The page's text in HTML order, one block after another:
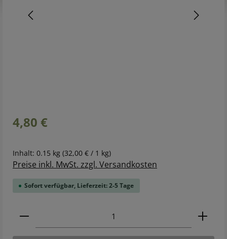
Regulärer Preis:
4,80 €
Inhalt: 0.15 kg (32,00 € / 1 kg)
Preise inkl. MwSt. zzgl. Versandkosten
Sofort verfügbar, Lieferzeit: 2-5 Tage
Produkt Anzahl: Gib den gewünschten Wert ein